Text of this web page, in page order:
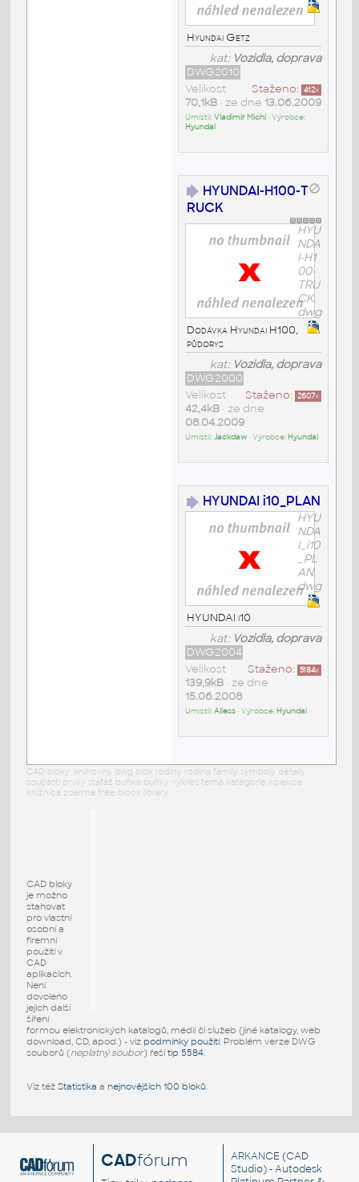
Hyundai Getz
kat: Vozidla, doprava
DWG2010
Staženo: 412x
Velikost
70,1kB• ze dne 13.06.2009
Umístil:Vladimír Michl• Výrobce:
Hyundai
HYUNDAI-H100-T
RUCK
HYU
NDA
I-H1
00-
TRU
CK.
dwg
Dodávka Hyundai H100,
půdorys
kat: Vozidla, doprava
DWG2000
Staženo: 2607x
Velikost
42,4kB• ze dne
08.04.2009
Umístil:Jackdaw• Výrobce: Hyundai
HYUNDAI i10_PLAN
HYU
NDA
I_i10
_PL
AN.
dwg
HYUNDAI i10
kat: Vozidla, doprava
DWG2004
Staženo: 5184x
Velikost
139,9kB• ze dne
15.06.2008
Umístil:Alless• Výrobce: Hyundai
CAD bloky: knihovny dwg blok rodiny rodina family symboly detaily
součásti prvky stafáž buňka buňky výkres téma kategorie kolekce
knižnica zdarma free block library
CAD bloky
je možno
stahovat
pro vlastní
osobní a
firemní
použití v
CAD
aplikacích.
Není
dovoleno
jejich další
šíření
formou elektronických katalogů, médií či služeb (jiné katalogy, web
download, CD, apod.) - viz podmínky použití. Problém verze DWG
souborů (neplatný soubor) řešítip 5584.
Viz též Statistika a nejnovějších 100 bloků.
CADfórum ARKANCE (CAD
Studio) - Autodesk